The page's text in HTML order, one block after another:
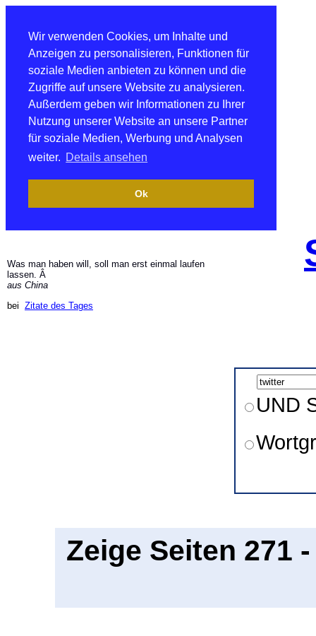
Wir verwenden Cookies, um Inhalte und
Anzeigen zu personalisieren, Funktionen für
soziale Medien anbieten zu können und die
Zugriffe auf unsere Website zu analysieren.
Außerdem geben wir Informationen zu Ihrer
Nutzung unserer Website an unsere Partner
für soziale Medien, Werbung und Analysen
weiter. Details ansehen
Ok
Was man haben will, soll man erst einmal laufen
lassen. Â
aus China
bei Zitate des Tages
UND
Zeige Seiten 271